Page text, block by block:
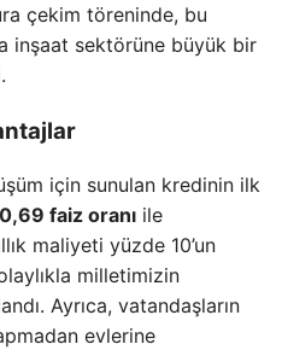
çekim töreninde, bu
inşaat sektörüne büyük bir
için sunulan kredinin ilk
0,69 faiz oranı ile
maliyeti yüzde 10’un
milletimizin
Ayrıca, vatandaşların
evlerine